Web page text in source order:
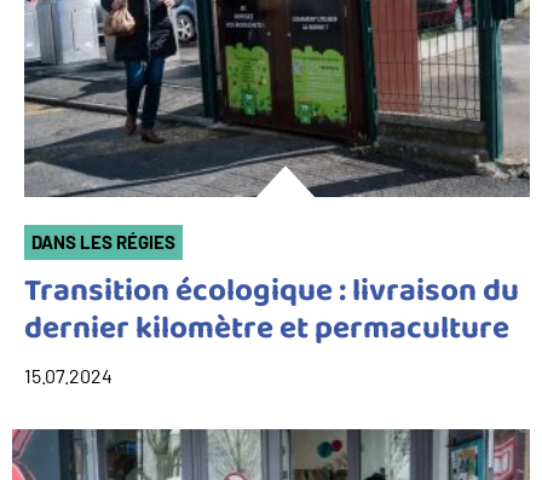
DANS LES RÉGIES
Transition écologique : livraison du
dernier kilomètre et permaculture
15.07.2024